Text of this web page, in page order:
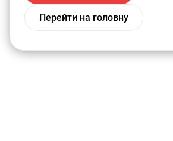
Перейти на головну